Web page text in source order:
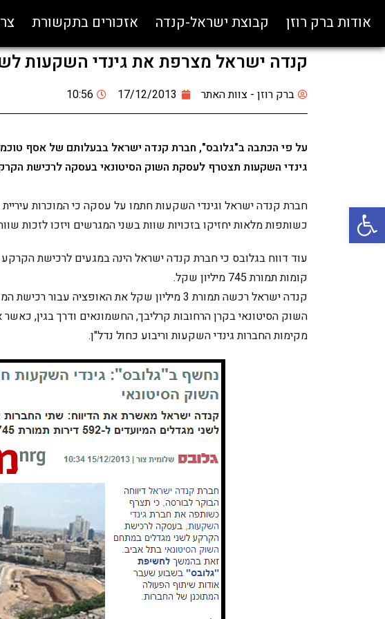
פתח סרגל נגישות
אודות ברק רוזן קבוצת ישראל-קנדה אזכורים בתקשורת
קנדה ישראל מצרפת את גינדי השקעות
ברק רוזן - צוות האתר 17/12/2013
10:56
על פי הכתבה ב"גלובס", חברת קנדה ישראל בבעלותם של אסף
גינדי השקעות תצטרף לעסקת השוק הסיטונאי בעסקה לרכישת
חברת קנדה ישראל וגינדי השקעות חתמו על עסקה כי המוכרות
כשותפות מלאות יחזיקו בזכויות שוות בשני המגרשים ויזכו לזכות שווה
קומות תמורת 745 מיליון שקל.
קנדה ישראל רכשה תמורת 3 מיליון שקל את האופציה
מקימות החברות גינדי השקעות וריבוע כחול נדל"ן.